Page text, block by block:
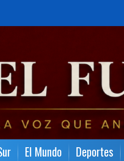
El Mundo Deportes